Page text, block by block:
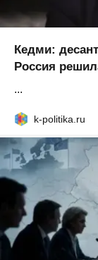
Кедми:
Россия
...
k-politika.ru